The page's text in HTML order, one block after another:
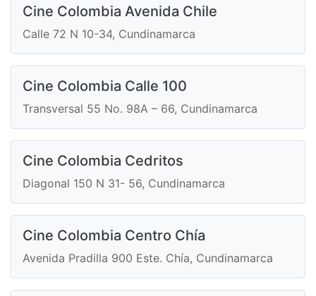
Cine Colombia Avenida Chile
Calle 72 N 10-34, Cundinamarca
Cine Colombia Calle 100
Transversal 55 No. 98A – 66, Cundinamarca
Cine Colombia Cedritos
Diagonal 150 N 31- 56, Cundinamarca
Cine Colombia Centro Chía
Avenida Pradilla 900 Este. Chía, Cundinamarca